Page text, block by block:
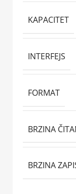
KAPACITET
INTERFEJS
FORMAT
BRZINA
BRZINA